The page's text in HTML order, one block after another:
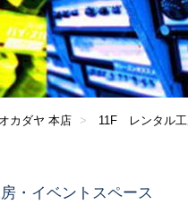
カダヤ 本店 11F レンタル
・イベントスペース